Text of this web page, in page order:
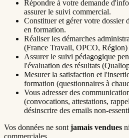
Répondre à votre demande
assurer le suivi commercial.
Constituer et gérer votre dossier
en formation.
Réaliser les démarches
(France Travail, OPCO, Région)
Assurer le suivi pédagogique
l'évaluation des résultats
Mesurer la satisfaction et
formation (questionnaires à
Vous adresser des
(convocations, attestations,
désinscrire des emails non-
Vos données ne sont jamais vendues